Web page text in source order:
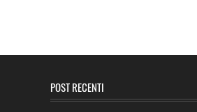
POST RECENTI